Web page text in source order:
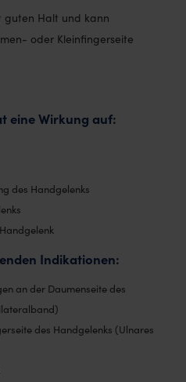
guten Halt und kann
oder Kleinfingerseite
eine Wirkung auf:
des Handgelenks
Indikationen:
an der Daumenseite des
des Handgelenks (Ulnares